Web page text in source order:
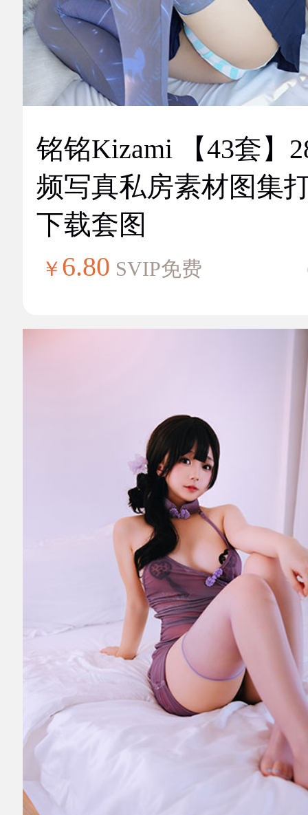
铭铭Kizami 【43套】
频写真私房素材图集
下载套图
￥ 6.80 SVIP免费